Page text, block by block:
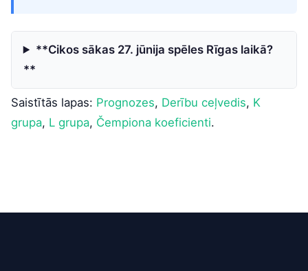
**Cikos sākas 27. jūnija spēles Rīgas laikā?
**
Saistītās lapas: Prognozes, Derību ceļvedis, K
grupa, L grupa, Čempiona koeficienti.